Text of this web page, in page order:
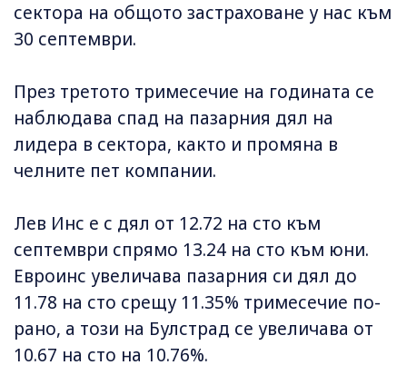
сектора на общото застраховане у нас към
30 септември.
През третото тримесечие на годината се
наблюдава спад на пазарния дял на
лидера в сектора, както и промяна в
челните пет компании.
Лев Инс е с дял от 12.72 на сто към
септември спрямо 13.24 на сто към юни.
Евроинс увеличава пазарния си дял до
11.78 на сто срещу 11.35% тримесечие по-
рано, а този на Булстрад се увеличава от
10.67 на сто на 10.76%.